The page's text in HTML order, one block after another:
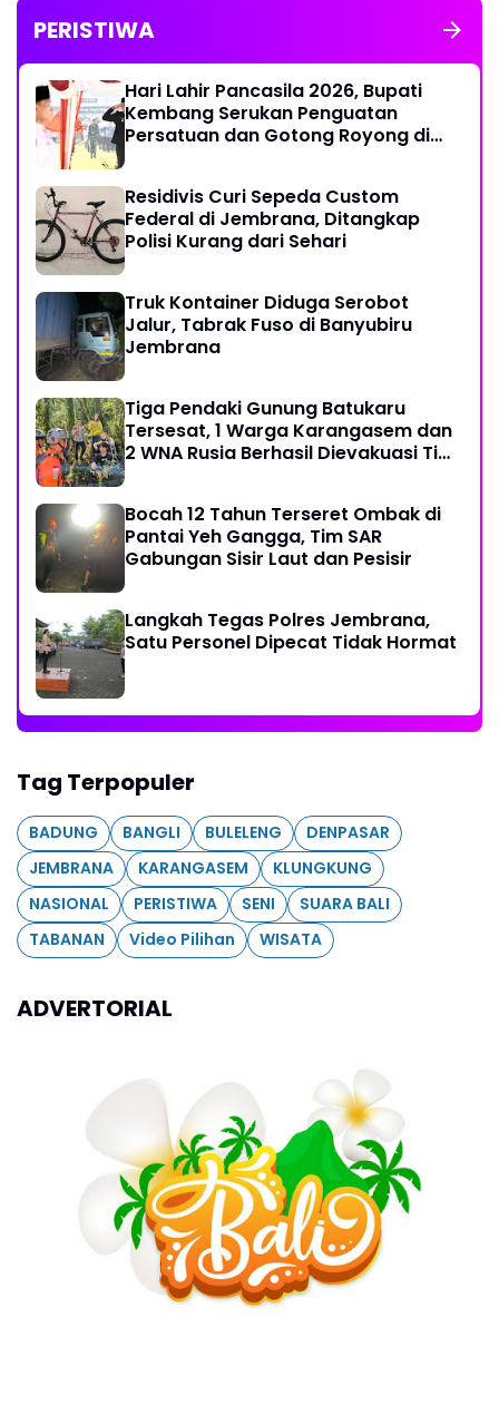
PERISTIWA
Hari Lahir Pancasila 2026, Bupati
Kembang Serukan Penguatan
Persatuan dan Gotong Royong di
Residivis Curi Sepeda Custom
Federal di Jembrana, Ditangkap
Polisi Kurang dari Sehari
Truk Kontainer Diduga Serobot
Jalur, Tabrak Fuso di Banyubiru
Jembrana
Tiga Pendaki Gunung Batukaru
Tersesat, 1 Warga Karangasem dan
2 WNA Rusia Berhasil Dievakuasi Tim
Bocah 12 Tahun Terseret Ombak di
Pantai Yeh Gangga, Tim SAR
Gabungan Sisir Laut dan Pesisir
Langkah Tegas Polres Jembrana,
Satu Personel Dipecat Tidak Hormat
Tag Terpopuler
BADUNG BANGLI BULELENG
DENPASAR
JEMBRANA
KARANGASEM
KLUNGKUNG
NASIONAL
PERISTIWA SENI
SUARA BALI
TABANAN
Video Pilihan WISATA
ADVERTORIAL